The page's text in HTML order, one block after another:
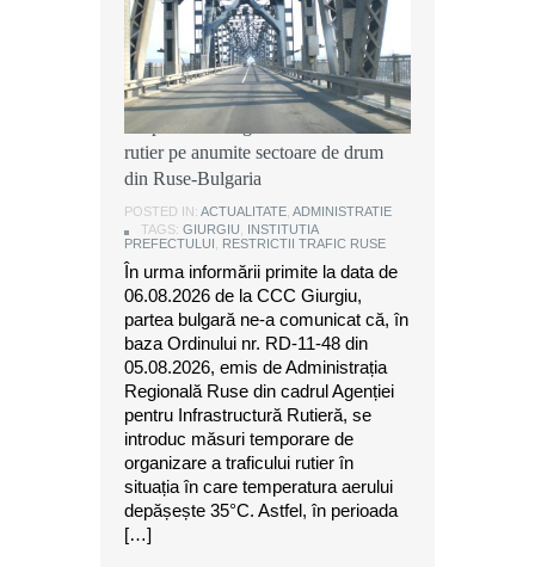
Instituția Prefectului: Măsuri
temporare de organizare a traficului
rutier pe anumite sectoare de drum
din Ruse-Bulgaria
POSTED IN: ACTUALITATE ADMINISTRATIE
TAGS: GIURGIU
INSTITUTIA
PREFECTULUI
RESTRICTII TRAFIC RUSE
În urma informării primite la data de
06.08.2026 de la CCC Giurgiu,
partea bulgară ne-a comunicat că, în
baza Ordinului nr. RD-11-48 din
05.08.2026, emis de Administrația
Regională Ruse din cadrul Agenției
pentru Infrastructură Rutieră, se
introduc măsuri temporare de
organizare a traficului rutier în
situația în care temperatura aerului
depășește 35°C. Astfel, în perioada
[…]